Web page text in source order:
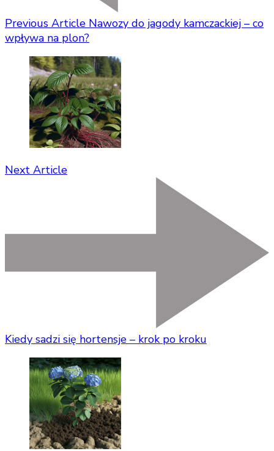
Previous Article Nawozy do jagody kamczackiej – co
wpływa na plon?
Next Article
Kiedy sadzi się hortensje – krok po kroku